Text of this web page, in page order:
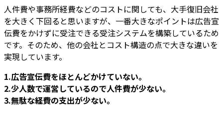
人件費や事務所経費などのコストに関しても、大手復旧会社
を大きく下回ると思いますが、一番大きなポイントは広告宣
伝費をかけずに受注できる受注システムを構築しているため
です。そのため、他の会社とコスト構造の点で大きな違いを
実現しています。
1.広告宣伝費をほとんどかけていない。
2.少人数で運営しているので人件費が少ない。
3.無駄な経費の支出が少ない。